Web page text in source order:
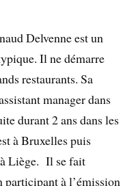
Delvenne est un
Il ne démarre
restaurants. Sa
manager dans
durant 2 ans dans les
à Bruxelles puis
Liège. Il se fait
à l’émission